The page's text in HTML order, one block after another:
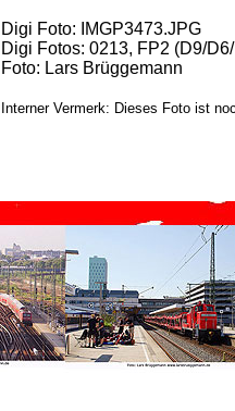
Digi Foto: IMGP3473.JPG
Digi Fotos: 0213, FP2 (D9/
Foto: Lars Brüggemann
Interner Vermerk: Dieses Foto ist